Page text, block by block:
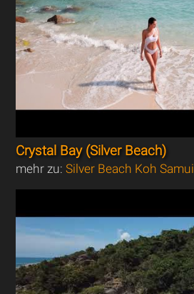
Crystal Bay (Silver Beach)
mehr zu:Silver Beach Koh Samui